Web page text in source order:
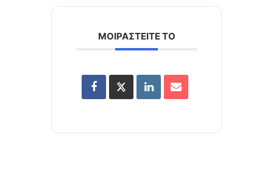
ΜΟΙΡΑΣΤΕΙΤΕ ΤΟ